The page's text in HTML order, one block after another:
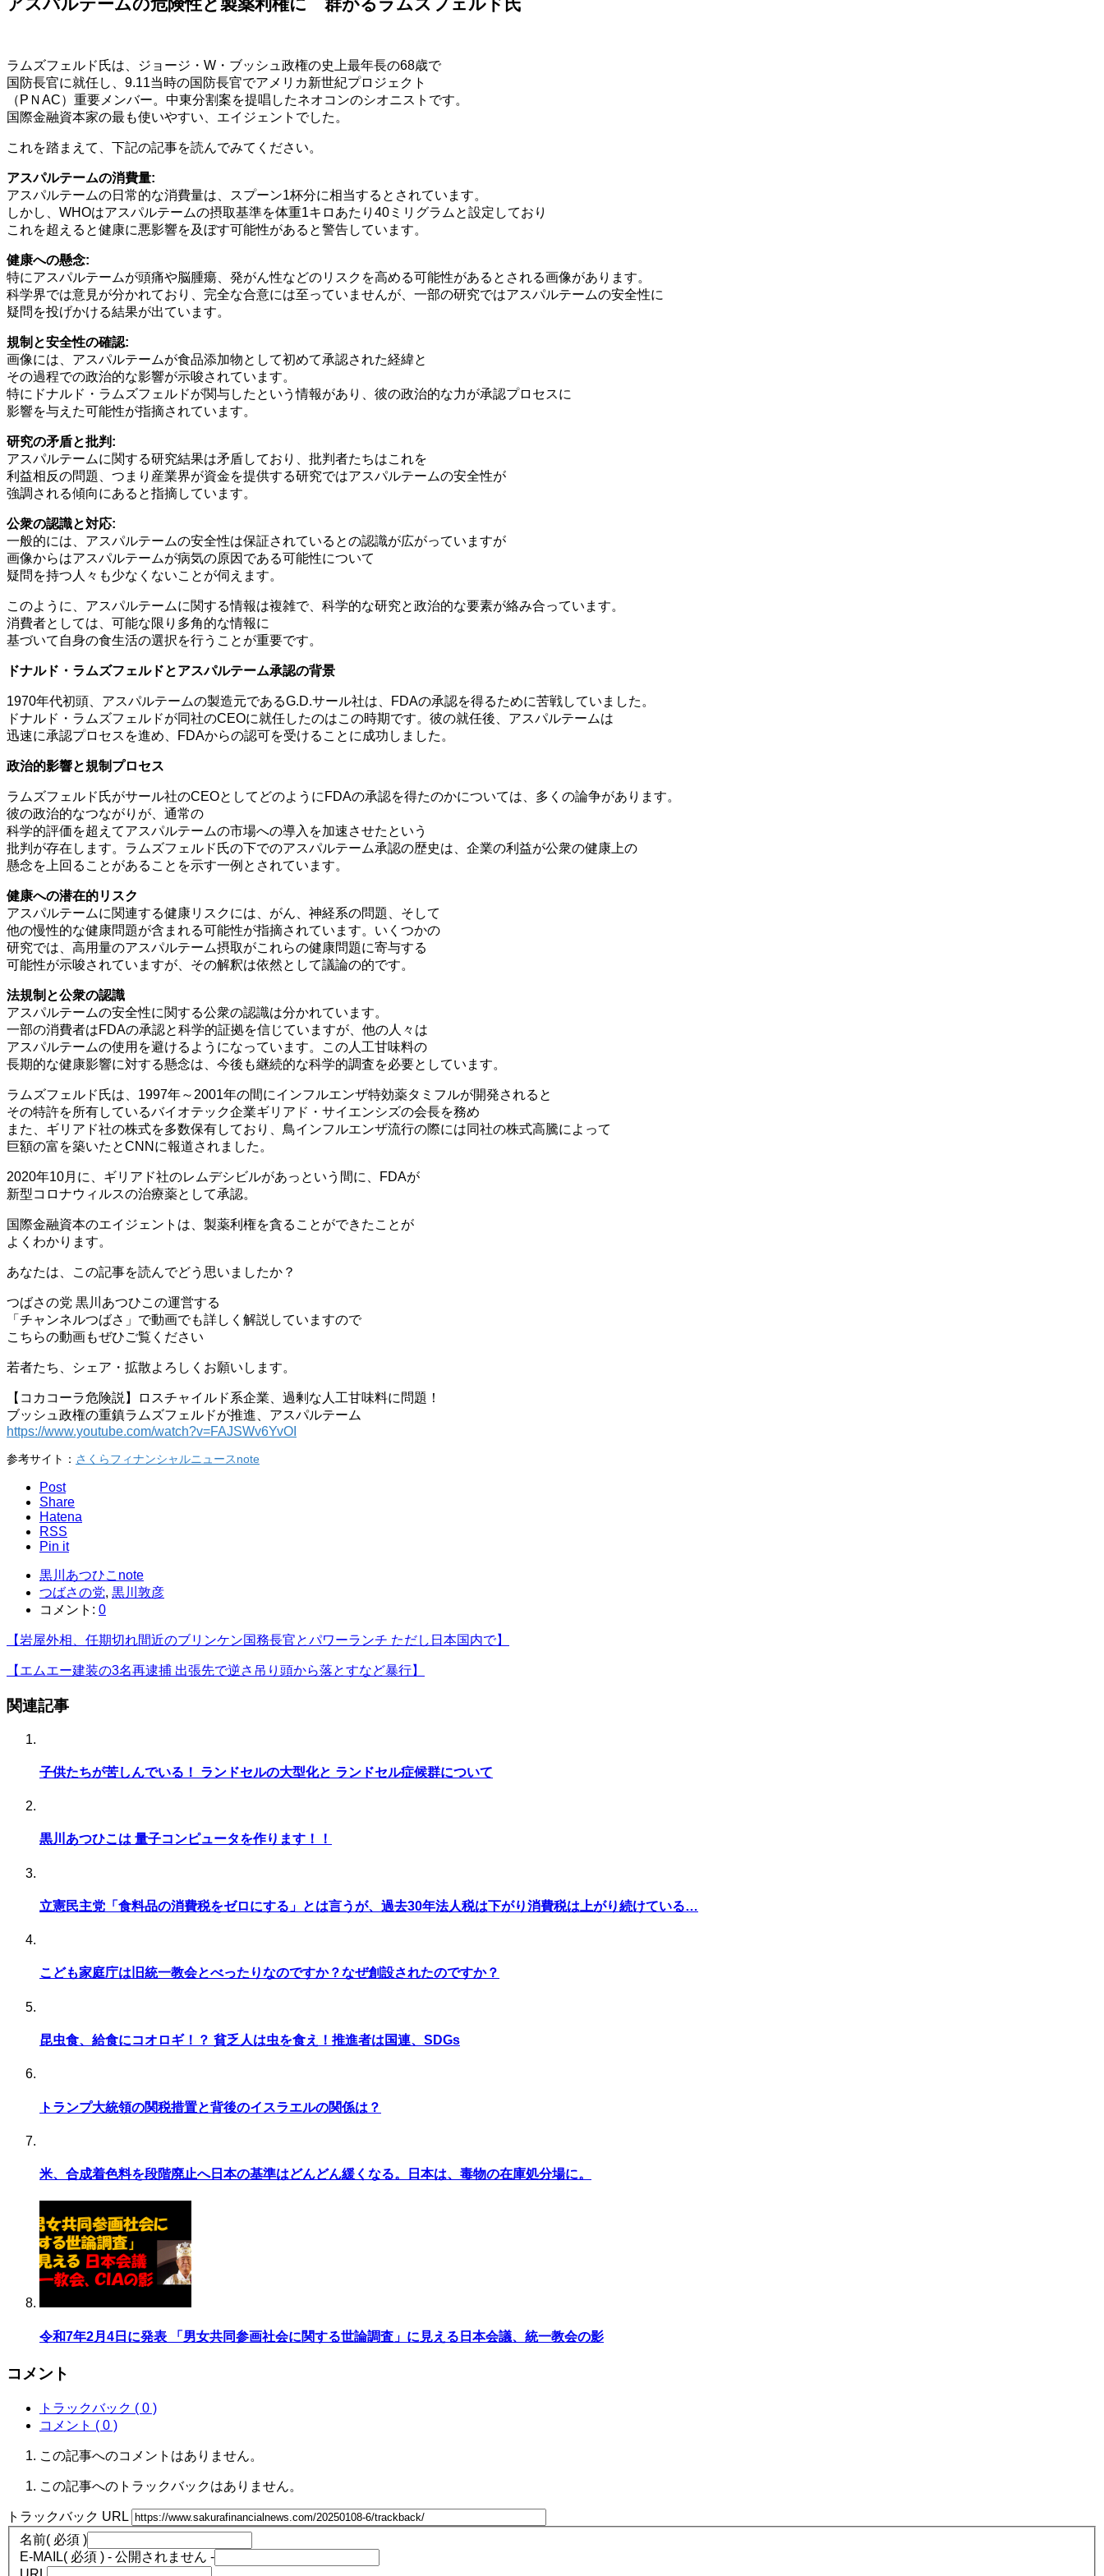
ラムズフェルド氏は、ジョージ・W・ブッシュ政権の史上最年長の68歳で
国防長官に就任し、9.11当時の国防長官でアメリカ新世紀プロジェクト
（PＮAC）重要メンバー。中東分割案を提唱したネオコンのシオニストです。
国際金融資本家の最も使いやすい、エイジェントでした。
これを踏まえて、下記の記事を読んでみてください。
アスパルテームの消費量:
アスパルテームの日常的な消費量は、スプーン1杯分に相当するとされています。
しかし、WHOはアスパルテームの摂取基準を体重1キロあたり40ミリグラムと設定しており
これを超えると健康に悪影響を及ぼす可能性があると警告しています。
健康への懸念:
特にアスパルテームが頭痛や脳腫瘍、発がん性などのリスクを高める可能性があるとされる画像があります。
科学界では意見が分かれており、完全な合意には至っていませんが、一部の研究ではアスパルテームの安全性に
疑問を投げかける結果が出ています。
規制と安全性の確認:
画像には、アスパルテームが食品添加物として初めて承認された経緯と
その過程での政治的な影響が示唆されています。
特にドナルド・ラムズフェルドが関与したという情報があり、彼の政治的な力が承認プロセスに
影響を与えた可能性が指摘されています。
研究の矛盾と批判:
アスパルテームに関する研究結果は矛盾しており、批判者たちはこれを
利益相反の問題、つまり産業界が資金を提供する研究ではアスパルテームの安全性が
強調される傾向にあると指摘しています。
公衆の認識と対応:
一般的には、アスパルテームの安全性は保証されているとの認識が広がっていますが
画像からはアスパルテームが病気の原因である可能性について
疑問を持つ人々も少なくないことが伺えます。
このように、アスパルテームに関する情報は複雑で、科学的な研究と政治的な要素が絡み合っています。
消費者としては、可能な限り多角的な情報に
基づいて自身の食生活の選択を行うことが重要です。
ドナルド・ラムズフェルドとアスパルテーム承認の背景
1970年代初頭、アスパルテームの製造元であるG.D.サール社は、FDAの承認を得るために苦戦していました。
ドナルド・ラムズフェルドが同社のCEOに就任したのはこの時期です。彼の就任後、アスパルテームは
迅速に承認プロセスを進め、FDAからの認可を受けることに成功しました。
政治的影響と規制プロセス
ラムズフェルド氏がサール社のCEOとしてどのようにFDAの承認を得たのかについては、多くの論争があります。
彼の政治的なつながりが、通常の
科学的評価を超えてアスパルテームの市場への導入を加速させたという
批判が存在します。ラムズフェルド氏の下でのアスパルテーム承認の歴史は、企業の利益が公衆の健康上の
懸念を上回ることがあることを示す一例とされています。
健康への潜在的リスク
アスパルテームに関連する健康リスクには、がん、神経系の問題、そして
他の慢性的な健康問題が含まれる可能性が指摘されています。いくつかの
研究では、高用量のアスパルテーム摂取がこれらの健康問題に寄与する
可能性が示唆されていますが、その解釈は依然として議論の的です。
法規制と公衆の認識
アスパルテームの安全性に関する公衆の認識は分かれています。
一部の消費者はFDAの承認と科学的証拠を信じていますが、他の人々は
アスパルテームの使用を避けるようになっています。この人工甘味料の
長期的な健康影響に対する懸念は、今後も継続的な科学的調査を必要としています。
ラムズフェルド氏は、1997年～2001年の間にインフルエンザ特効薬タミフルが開発されると
その特許を所有しているバイオテック企業ギリアド・サイエンシズの会長を務め
また、ギリアド社の株式を多数保有しており、鳥インフルエンザ流行の際には同社の株式高騰によって
巨額の富を築いたとCNNに報道されました。
2020年10月に、ギリアド社のレムデシビルがあっという間に、FDAが
新型コロナウィルスの治療薬として承認。
国際金融資本のエイジェントは、製薬利権を貪ることができたことが
よくわかります。
あなたは、この記事を読んでどう思いましたか？
つばさの党 黒川あつひこの運営する
「チャンネルつばさ」で動画でも詳しく解説していますので
こちらの動画もぜひご覧ください
若者たち、シェア・拡散よろしくお願いします。
【コカコーラ危険説】ロスチャイルド系企業、過剰な人工甘味料に問題！
ブッシュ政権の重鎮ラムズフェルドが推進、アスパルテーム
https://www.youtube.com/watch?v=FAJSWv6YvOI
参考サイト： さくらフィナンシャルニュースnote
Post
Share
Hatena
RSS
Pin it
黒川あつひこnote
つばさの党, 黒川敦彦
コメント: 0
【岩屋外相、任期切れ間近のブリンケン国務長官とパワーランチ ただし日本国内で】
【エムエー建装の3名再逮捕 出張先で逆さ吊り頭から落とすなど暴行】
関連記事
子供たちが苦しんでいる！ ランドセルの大型化と ランドセル症候群について
黒川あつひこは 量子コンピュータを作ります！！
立憲民主党「食料品の消費税をゼロにする」とは言うが、過去30年法人税は下がり消費税は上がり続けている…
こども家庭庁は旧統一教会とべったりなのですか？なぜ創設されたのですか？
昆虫食、給食にコオロギ！？ 貧乏人は虫を食え！推進者は国連、SDGs
トランプ大統領の関税措置と背後のイスラエルの関係は？
米、合成着色料を段階廃止へ日本の基準はどんどん緩くなる。日本は、毒物の在庫処分場に。
令和7年2月4日に発表 「男女共同参画社会に関する世論調査」に見える日本会議、統一教会の影
コメント
トラックバック ( 0 )
コメント ( 0 )
この記事へのコメントはありません。
この記事へのトラックバックはありません。
トラックバック URL
名前( 必須 )
E-MAIL( 必須 ) - 公開されません -